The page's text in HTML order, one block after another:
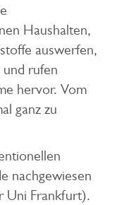
Haushalten,
auswerfen,
rufen
hervor. Vom
ganz zu
nachgewiesen
Uni Frankfurt).